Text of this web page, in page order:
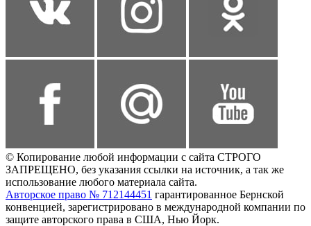
© Копирование любой информации с сайта СТРОГО
ЗАПРЕЩЕНО, без указания ссылки на источник, а так же
использование любого материала сайта.
Авторское право № 712144451 гарантированное Бернской
конвенцией, зарегистрировано в международной компании по
защите авторского права в США, Нью Йорк.